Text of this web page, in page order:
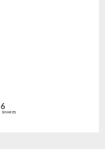
6
SHARES